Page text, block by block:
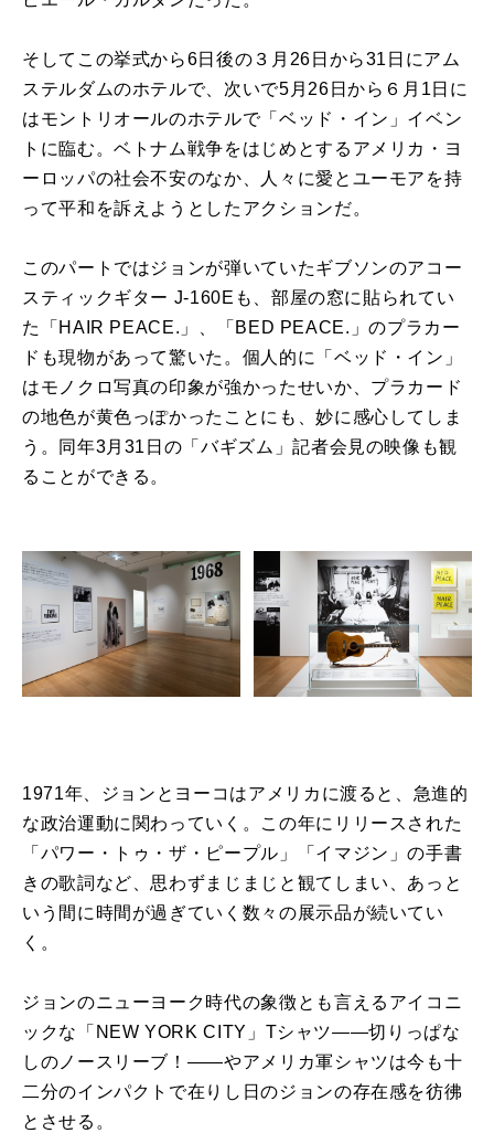
そしてこの挙式から6日後の３月26日から31日にアム
ステルダムのホテルで、次いで5月26日から６月1日に
はモントリオールのホテルで「ベッド・イン」イベン
トに臨む。ベトナム戦争をはじめとするアメリカ・ヨ
ーロッパの社会不安のなか、人々に愛とユーモアを持
って平和を訴えようとしたアクションだ。
このパートではジョンが弾いていたギブソンのアコー
スティックギター J-160Eも、部屋の窓に貼られてい
た「HAIR PEACE.」、「BED PEACE.」のプラカー
ドも現物があって驚いた。個人的に「ベッド・イン」
はモノクロ写真の印象が強かったせいか、プラカード
の地色が黄色っぽかったことにも、妙に感心してしま
う。同年3月31日の「バギズム」記者会見の映像も観
ることができる。
1971年、ジョンとヨーコはアメリカに渡ると、急進的
な政治運動に関わっていく。この年にリリースされた
「パワー・トゥ・ザ・ピープル」「イマジン」の手書
きの歌詞など、思わずまじまじと観てしまい、あっと
いう間に時間が過ぎていく数々の展示品が続いてい
く。
ジョンのニューヨーク時代の象徴とも言えるアイコニ
ックな「NEW YORK CITY」Tシャツ――切りっぱな
しのノースリーブ！――やアメリカ軍シャツは今も十
二分のインパクトで在りし日のジョンの存在感を彷彿
とさせる。